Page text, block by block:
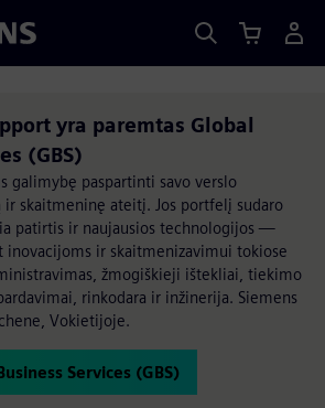
yra paremtas Global
(GBS)
galimybę paspartinti savo verslo
skaitmeninę ateitį. Jos portfelį sudaro
patirtis ir naujausios technologijos —
inovacijoms ir skaitmenizavimui tokiose
žmogiškieji ištekliai, tiekimo
rinkodara ir inžinerija. Siemens
Vokietijoje.
Services (GBS)